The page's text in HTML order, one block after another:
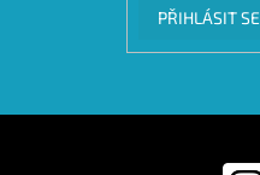
PŘIHLÁSIT SE